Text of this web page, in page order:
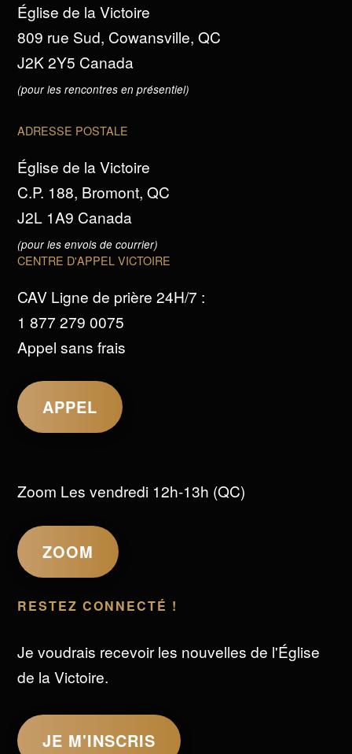
Église de la Victoire
809 rue Sud, Cowansville, QC
J2K 2Y5 Canada
(pour les rencontres en présentiel)
ADRESSE POSTALE
Église de la Victoire
C.P. 188, Bromont, QC
J2L 1A9 Canada
(pour les envois de courrier)
CENTRE D'APPEL VICTOIRE
CAV Ligne de prière 24H/7 :
1 877 279 0075
Appel sans frais
APPEL
Zoom Les vendredi 12h-13h (QC)
ZOOM
RESTEZ CONNECTÉ !
Je voudrais recevoir les nouvelles de l'Église
de la Victoire.
JE M'INSCRIS